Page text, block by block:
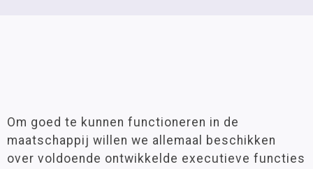
Om goed te kunnen functioneren in de
maatschappij willen we allemaal beschikken
over voldoende ontwikkelde executieve functies